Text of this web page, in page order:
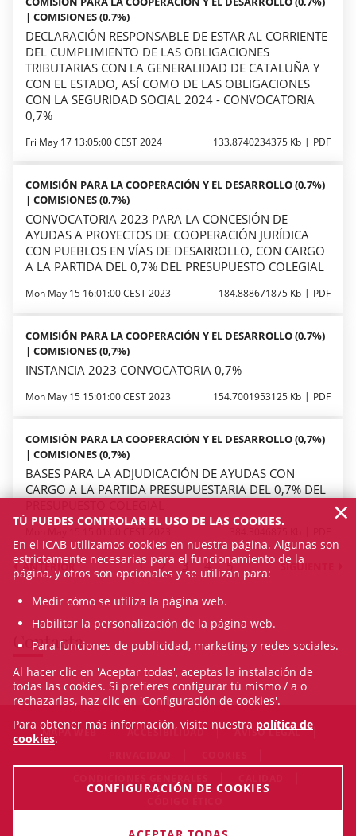
| COMISIONES (0,7%)
DECLARACIÓN RESPONSABLE DE ESTAR AL CORRIENTE
DEL CUMPLIMIENTO DE LAS OBLIGACIONES
TRIBUTARIAS CON LA GENERALIDAD DE CATALUÑA Y
CON EL ESTADO, ASÍ COMO DE LAS OBLIGACIONES
CON LA SEGURIDAD SOCIAL 2024 - CONVOCATORIA
0,7%
Fri May 17 13:05:00 CEST 2024 133.8740234375 Kb PDF
COMISIÓN PARA LA COOPERACIÓN Y EL DESARROLLO (0,7%)
| COMISIONES (0,7%)
CONVOCATORIA 2023 PARA LA CONCESIÓN DE
AYUDAS A PROYECTOS DE COOPERACIÓN JURÍDICA
CON PUEBLOS EN VÍAS DE DESARROLLO, CON CARGO
A LA PARTIDA DEL 0,7% DEL PRESUPUESTO COLEGIAL
Mon May 15 16:01:00 CEST 2023 184.888671875 Kb PDF
COMISIÓN PARA LA COOPERACIÓN Y EL DESARROLLO (0,7%)
| COMISIONES (0,7%)
INSTANCIA 2023 CONVOCATORIA 0,7%
Mon May 15 15:01:00 CEST 2023 154.7001953125 Kb PDF
COMISIÓN PARA LA COOPERACIÓN Y EL DESARROLLO (0,7%)
| COMISIONES (0,7%)
BASES PARA LA ADJUDICACIÓN DE AYUDAS CON
CARGO A LA PARTIDA PRESUPUESTARIA DEL 0,7% DEL
ANTERIOR 1 2 3 4 5 SIGUIENTE
Contacta
MAPA WEB ACCESIBILIDAD
AVISO LEGAL
© Sat Aug 08 13:59:22 CEST 2026 Il·lustre Col·legi de l'Advocacia
TÚ PUEDES CONTROLAR EL USO DE LAS COOKIES.
En el ICAB utilizamos cookies en nuestra página. Algunas son
estrictamente necesarias para el funcionamiento de la
página, y otros son opcionales y se utilizan para:
Medir cómo se utiliza la página web.
Habilitar la personalización de la página web.
Para funciones de publicidad, marketing y redes sociales.
Al hacer clic en 'Aceptar todas', aceptas la instalación de
todas las cookies. Si prefieres configurar tú mismo / a o
rechazarlas, haz clic en 'Configuración de cookies'.
Para obtener más información, visite nuestra política de
cookies.
CONFIGURACIÓN DE COOKIES
×